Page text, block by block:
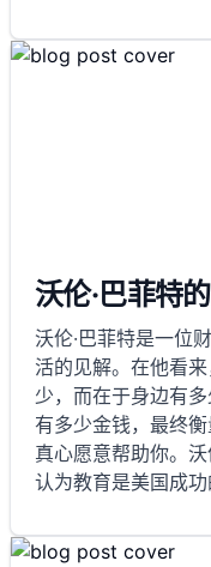
沃伦·巴菲特
沃伦·巴菲特是一位
活的见解。在他看
少，而在于身边有
有多少金钱，最终
真心愿意帮助你。
认为教育是美国成功